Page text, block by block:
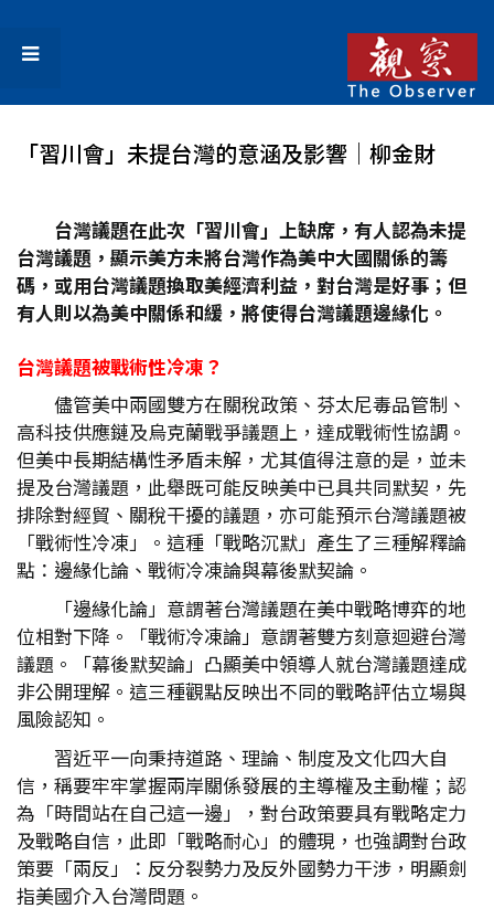
「習川會」未提台灣的意涵及影響│柳金財
台灣議題在此次「習川會」上缺席，有人認為未提
台灣議題，顯示美方未將台灣作為美中大國關係的籌
碼，或用台灣議題換取美經濟利益，對台灣是好事；但
有人則以為美中關係和緩，將使得台灣議題邊緣化。
台灣議題被戰術性冷凍？
儘管美中兩國雙方在關稅政策、芬太尼毒品管制、
高科技供應鏈及烏克蘭戰爭議題上，達成戰術性協調。
但美中長期結構性矛盾未解，尤其值得注意的是，並未
提及台灣議題，此舉既可能反映美中已具共同默契，先
排除對經貿、關稅干擾的議題，亦可能預示台灣議題被
「戰術性冷凍」。這種「戰略沉默」產生了三種解釋論
點：邊緣化論、戰術冷凍論與幕後默契論。
「邊緣化論」意謂著台灣議題在美中戰略博弈的地
位相對下降。「戰術冷凍論」意謂著雙方刻意迴避台灣
議題。「幕後默契論」凸顯美中領導人就台灣議題達成
非公開理解。這三種觀點反映出不同的戰略評估立場與
風險認知。
習近平一向秉持道路、理論、制度及文化四大自
信，稱要牢牢掌握兩岸關係發展的主導權及主動權；認
為「時間站在自己這一邊」，對台政策要具有戰略定力
及戰略自信，此即「戰略耐心」的體現，也強調對台政
策要「兩反」：反分裂勢力及反外國勢力干涉，明顯劍
指美國介入台灣問題。